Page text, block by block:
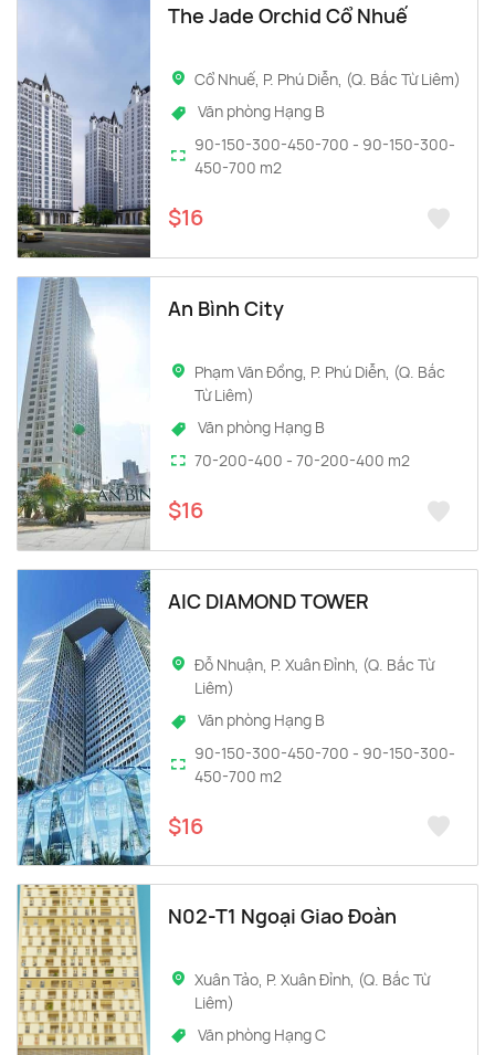
The Jade Orchid Cổ Nhuế
Cổ Nhuế, P. Phú Diễn, (Q. Bắc Từ Liêm)
Văn phòng Hạng B
90-150-300-450-700 - 90-150-300-
450-700 m2
$16
An Bình City
Phạm Văn Đồng, P. Phú Diễn, (Q. Bắc
Từ Liêm)
Văn phòng Hạng B
70-200-400 - 70-200-400 m2
$16
AIC DIAMOND TOWER
Đỗ Nhuận, P. Xuân Đỉnh, (Q. Bắc Từ
Liêm)
Văn phòng Hạng B
90-150-300-450-700 - 90-150-300-
450-700 m2
$16
N02-T1 Ngoại Giao Đoàn
Xuân Tảo, P. Xuân Đỉnh, (Q. Bắc Từ
Liêm)
Văn phòng Hạng C